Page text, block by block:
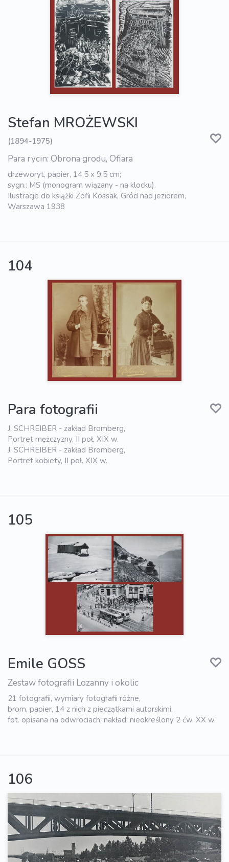
Stefan MROŻEWSKI
(1894-1975)
Para rycin: Obrona grodu, Ofiara
drzeworyt, papier, 14,5 x 9,5 cm;
sygn.: MS (monogram wiązany - na klocku).
Ilustracje do książki Zofii Kossak, Gród nad jeziorem,
Warszawa 1938
104
Para fotografii
J. SCHREIBER - zakład Bromberg,
Portret mężczyzny, II poł. XIX w.
J. SCHREIBER - zakład Bromberg,
Portret kobiety, II poł. XIX w.
105
Emile GOSS
Zestaw fotografii Lozanny i okolic
21 fotografii, wymiary fotografii różne,
brom, papier, 14 z nich z pieczątkami autorskimi,
fot. opisana na odwrociach; nakład: nieokreślony 2 ćw. XX w.
106